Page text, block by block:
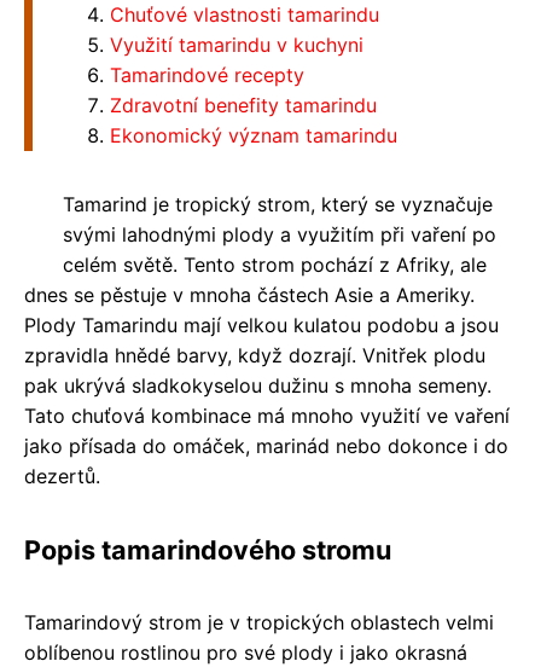
Chuťové vlastnosti tamarindu
Využití tamarindu v kuchyni
Tamarindové recepty
Zdravotní benefity tamarindu
Ekonomický význam tamarindu
Tamarind je tropický strom, který se vyznačuje
svými lahodnými plody a využitím při vaření po
celém světě. Tento strom pochází z Afriky, ale
dnes se pěstuje v mnoha částech Asie a Ameriky.
Plody Tamarindu mají velkou kulatou podobu a jsou
zpravidla hnědé barvy, když dozrají. Vnitřek plodu
pak ukrývá sladkokyselou dužinu s mnoha semeny.
Tato chuťová kombinace má mnoho využití ve vaření
jako přísada do omáček, marinád nebo dokonce i do
dezertů.
Popis tamarindového stromu
Tamarindový strom je v tropických oblastech velmi
oblíbenou rostlinou pro své plody i jako okrasná